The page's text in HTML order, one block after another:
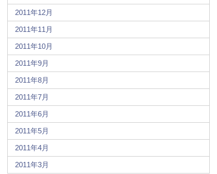
2011年12月
2011年11月
2011年10月
2011年9月
2011年8月
2011年7月
2011年6月
2011年5月
2011年4月
2011年3月